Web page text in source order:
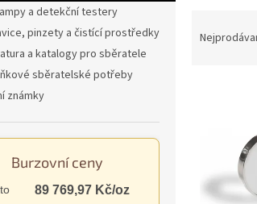
a detekční testery
pinzety a čistící prostředky
a katalogy pro sběratele
sběratelské potřeby
známky
Burzovní ceny
89 769,97 Kč/oz